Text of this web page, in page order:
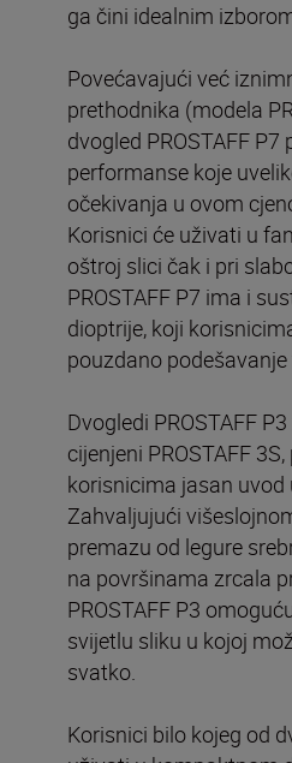
ga čini idealnim
Povećavajući već
prethodnika (modela
dvogled PROSTAFF
performanse koje
očekivanja u ovom
Korisnici će uživati u
oštroj slici čak i pri
PROSTAFF P7 ima i
dioptrije, koji
pouzdano
Dvogledi PROSTAFF
cijenjeni PROSTAFF
korisnicima jasan
Zahvaljujući
premazu od legure
na površinama zrcala
PROSTAFF P3
svijetlu sliku u kojoj
svatko.
Korisnici bilo kojeg od